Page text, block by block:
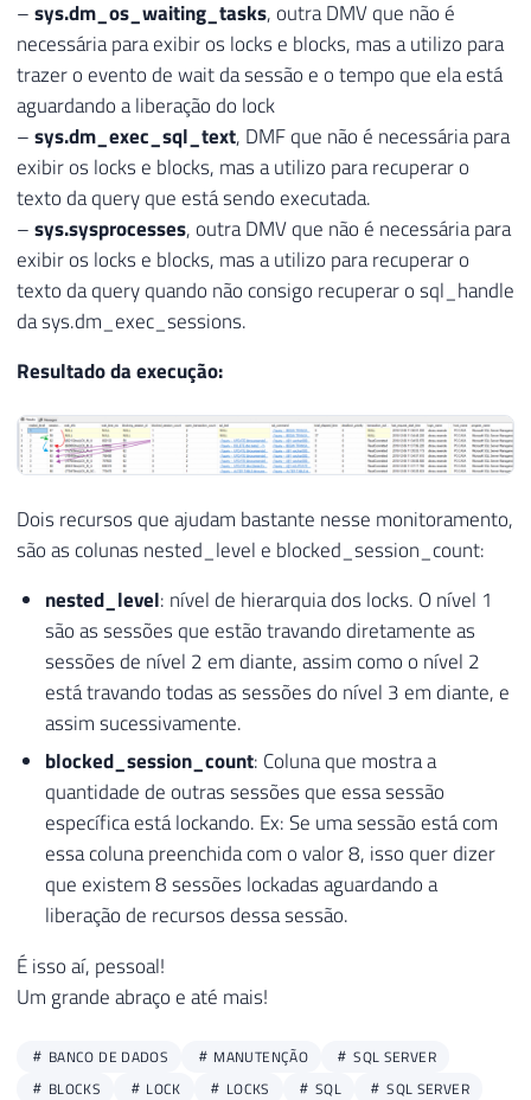
34
35
36
39
40
41
42
43
44
45
47
49
50
52
53
55
56
57
58
59
60
62
63
64
65
66
68
69
71
72
INSERT INTO @Monitoramento_Locks
SELECT
NULL AS nested_level ,
        A
. session_id
'('
CAST COALESCE
WHEN
COALESCE ( .wait_type B
WHEN COALESCE( E.wait_type
ELSE
''
END), '') AS wait_info,
COALESCE(E.wait_duration_ms
NULLIF (B.blocking_session_id, 0)
COALESCE
        CAST
) + CHAR(10) + '--?>' AS XML )
        CAST
('<?query --' + CHAR(10)
        A
. total_elapsed_time,
        A
.[ deadlock_priority] ,
(CASE B
WHEN
0
'Unspecified'
THEN
WHEN 2 THEN
'ReadCommitted'
WHEN 3 THEN 'Repeatable'
WHEN
4 THEN 'Serializable'
WHEN 5 THEN 'Snapshot'
END) AS
        A
        A
.nt_user_name
        A
.[ host_name
CASE WHEN D .name IS NOT NULL
–sys.dm_os_waiting_tasks, outra DMV que não é
necessária para exibir os locks e blocks, mas a utilizo para
trazer o evento de wait da sessão e o tempo que ela está
aguardando a liberação do lock
–sys.dm_exec_sql_text, DMF que não é necessária para
exibir os locks e blocks, mas a utilizo para recuperar o
texto da query que está sendo executada.
–sys.sysprocesses, outra DMV que não é necessária para
exibir os locks e blocks, mas a utilizo para recuperar o
texto da query quando não consigo recuperar o sql_handle
da sys.dm_exec_sessions.
Resultado da execução:
Dois recursos que ajudam bastante nesse monitoramento,
são as colunas nested_level e blocked_session_count:
nested_level: nível de hierarquia dos locks. O nível 1
são as sessões que estão travando diretamente as
sessões de nível 2 em diante, assim como o nível 2
está travando todas as sessões do nível 3 em diante, e
assim sucessivamente.
blocked_session_count: Coluna que mostra a
quantidade de outras sessões que essa sessão
específica está lockando. Ex: Se uma sessão está com
essa coluna preenchida com o valor 8, isso quer dizer
que existem 8 sessões lockadas aguardando a
liberação de recursos dessa sessão.
É isso aí, pessoal!
Um grande abraço e até mais!
BANCO DE DADOS MANUTENÇÃO
SQL SERVER
BLOCKS
LOCK LOCKS SQL SQL SERVER